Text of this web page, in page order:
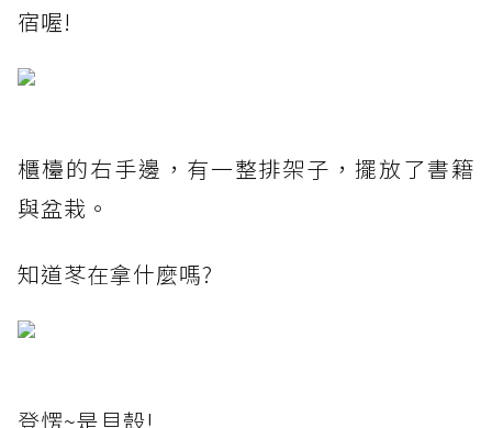
宿喔!
櫃檯的右手邊，有一整排架子，擺放了書籍
與盆栽。
知道苳在拿什麼嗎?
登愣~是貝殼!